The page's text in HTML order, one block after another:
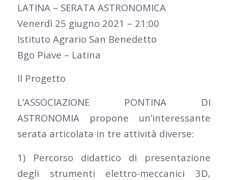
LATINA – SERATA ASTRONOMICA
Venerdì 25 giugno 2021 – 21:00
Istituto Agrario San Benedetto
Bgo Piave – Latina
Il Progetto
L’ASSOCIAZIONE PONTINA DI
ASTRONOMIA propone un’interessante
serata articolata in tre attività diverse:
1) Percorso didattico di presentazione
degli strumenti elettro-meccanici 3D,